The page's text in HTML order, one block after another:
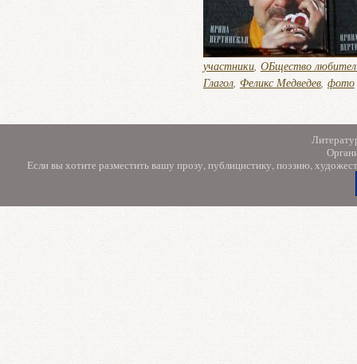
участники, ОБщество
Глагол, Феликс Медведев, фото
Если вы хотите разместить вашу прозу, публицистику, поэзию,